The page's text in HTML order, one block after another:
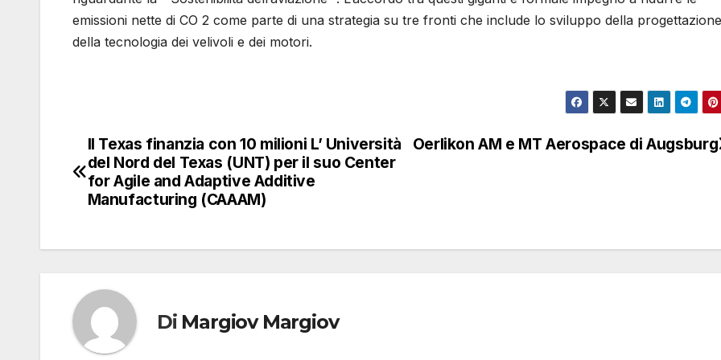
emissioni nette di CO 2 come parte di una strategia su tre fronti che include lo sviluppo della
della tecnologia dei velivoli e dei motori.
Navigazione
articoli
Oerlikon AM e MT Aerospace di Augsburg
Il Texas finanzia con 10 milioni L’ Università
del Nord del Texas (UNT) per il suo Center
for Agile and Adaptive Additive
Manufacturing (CAAAM)
Di Margiov Margiov